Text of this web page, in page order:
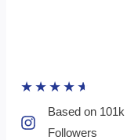
★ ★ ★ ★ ★
Based on 101k
Followers​